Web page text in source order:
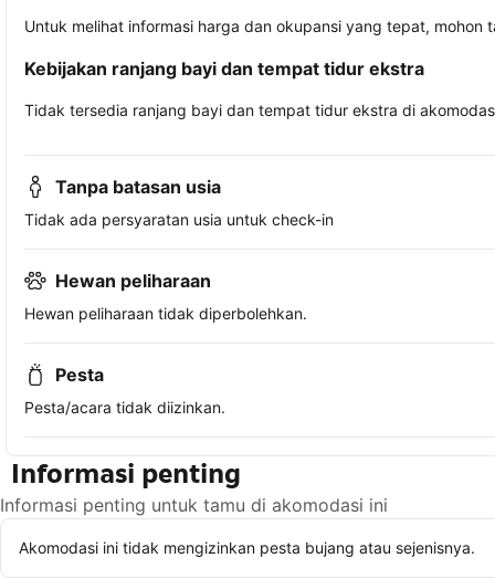
Untuk melihat informasi harga dan okupansi yang tepat,
Kebijakan ranjang bayi dan tempat tidur ekstra
Tidak tersedia ranjang bayi dan tempat tidur ekstra di
Tanpa batasan usia
Tidak ada persyaratan usia untuk check-in
Hewan peliharaan
Hewan peliharaan tidak diperbolehkan.
Pesta
Pesta/acara tidak diizinkan.
Informasi penting
Informasi penting untuk tamu di akomodasi ini
Akomodasi ini tidak mengizinkan pesta bujang atau sejenisnya.